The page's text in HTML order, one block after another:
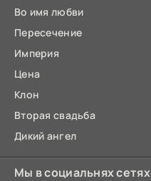
Во имя любви
Пересечение
Империя
Цена
Клон
Вторая свадьба
Дикий ангел
Мы в социальнях сетях